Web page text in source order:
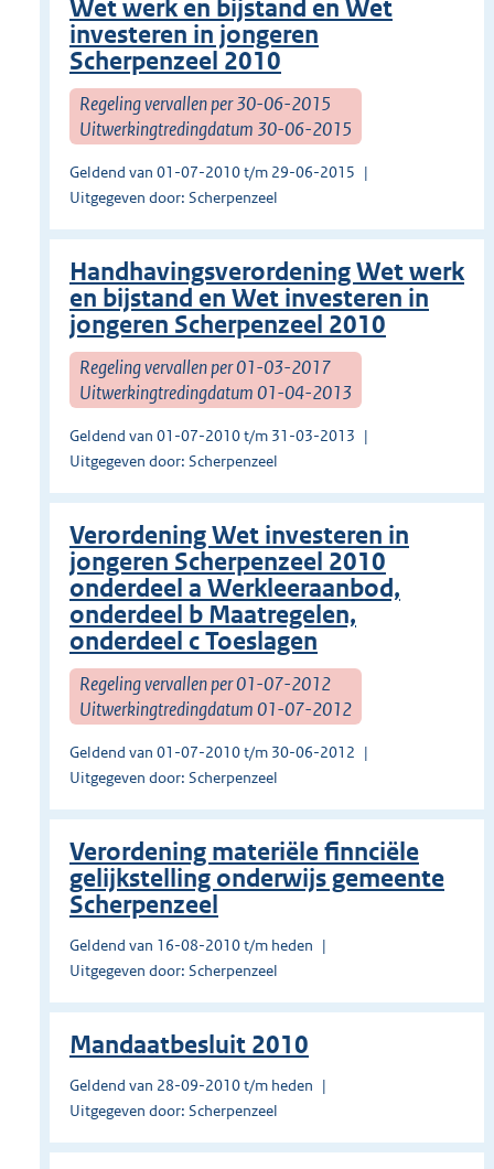
Wet werk en bijstand en Wet
investeren in jongeren
Scherpenzeel 2010
Regeling vervallen per 30-06-2015
Uitwerkingtredingdatum 30-06-2015
Geldend van 01-07-2010 t/m 29-06-2015
Uitgegeven door: Scherpenzeel
Handhavingsverordening Wet werk
en bijstand en Wet investeren in
jongeren Scherpenzeel 2010
Regeling vervallen per 01-03-2017
Uitwerkingtredingdatum 01-04-2013
Geldend van 01-07-2010 t/m 31-03-2013
Uitgegeven door: Scherpenzeel
Verordening Wet investeren in
jongeren Scherpenzeel 2010
onderdeel a Werkleeraanbod,
onderdeel b Maatregelen,
onderdeel c Toeslagen
Regeling vervallen per 01-07-2012
Uitwerkingtredingdatum 01-07-2012
Geldend van 01-07-2010 t/m 30-06-2012
Uitgegeven door: Scherpenzeel
Verordening materiële finnciële
gelijkstelling onderwijs gemeente
Scherpenzeel
Geldend van 16-08-2010 t/m heden
Uitgegeven door: Scherpenzeel
Mandaatbesluit 2010
Geldend van 28-09-2010 t/m heden
Uitgegeven door: Scherpenzeel